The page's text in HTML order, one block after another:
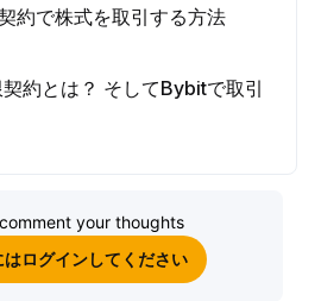
約で株式を取引する方法
約とは？ そしてBybitで取引
your thoughts
ログインしてください